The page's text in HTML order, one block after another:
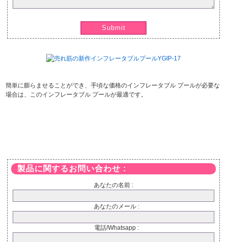
Submit
簡単に膨らませることができ、手頃な価格のインフレータブル プールが必要な
場合は、このインフレータブル プールが最適です。
製品に関するお問い合わせ :
あなたの名前 :
あなたのメール :
電話/Whatsapp :